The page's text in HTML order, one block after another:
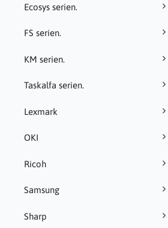
Ecosys serien.
FS serien.
KM serien.
Taskalfa serien.
Lexmark
OKI
Ricoh
Samsung
Sharp